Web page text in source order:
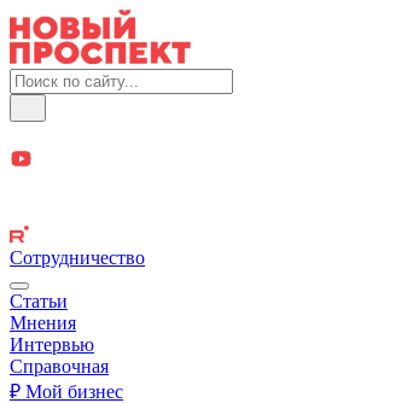
Сотрудничество
Статьи
Мнения
Интервью
Справочная
₽ Мой бизнес